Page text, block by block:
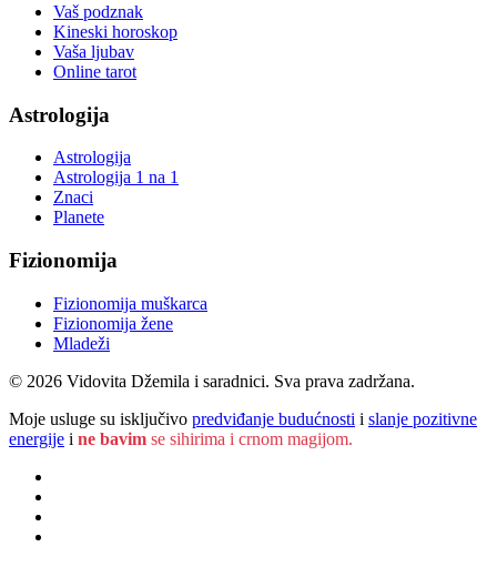
Vaš podznak
Kineski horoskop
Vaša ljubav
Online tarot
Astrologija
Astrologija
Astrologija 1 na 1
Znaci
Planete
Fizionomija
Fizionomija muškarca
Fizionomija žene
Mladeži
© 2026 Vidovita Džemila i saradnici. Sva prava zadržana.
Moje usluge su isključivo predviđanje budućnosti i slanje pozitivne
energije i ne bavim se sihirima i crnom magijom.